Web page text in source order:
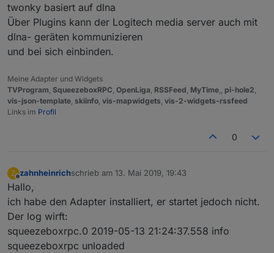
twonky basiert auf dlna
Über Plugins kann der Logitech media server auch mit
dlna- geräten kommunizieren
und bei sich einbinden.
Meine Adapter und Widgets
TVProgram SqueezeboxRPC OpenLiga RSSFeed MyTime pi-hole2
vis-json-template skiinfo vis-mapwidgets vis-2-widgets-rssfeed
Links im Profil
0
Z
Offline
zahnheinrichschrieb am 13. Mai 2019, 19:43
zuletzt editiert von
Hallo,
ich habe den Adapter installiert, er startet jedoch nicht.
Der log wirft:
squeezeboxrpc.0 2019-05-13 21:24:37.558 info
squeezeboxrpc unloaded